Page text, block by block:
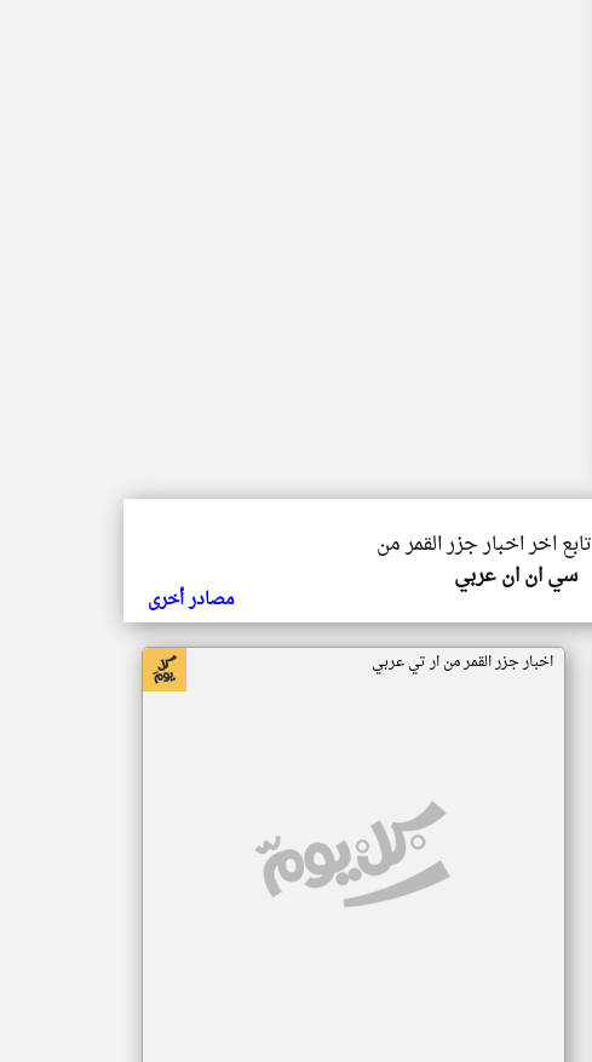
تابع اخر اخبار جزر القمر من
سي ان ان عربي
مصادر أخرى
اخبار جزر القمر من ار تي عربي